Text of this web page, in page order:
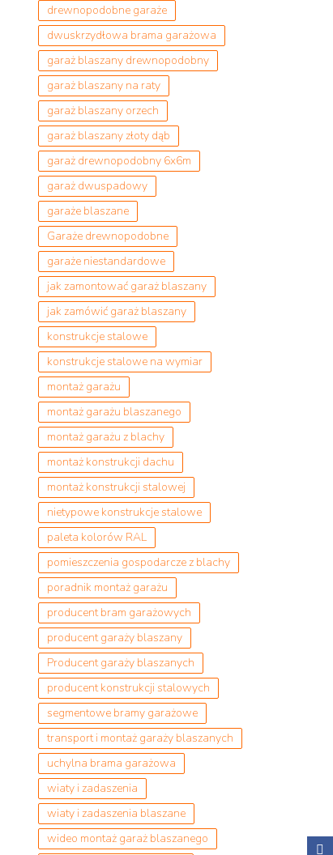
drewnopodobne garaże
dwuskrzydłowa brama garażowa
garaż blaszany drewnopodobny
garaż blaszany na raty
garaż blaszany orzech
garaż blaszany złoty dąb
garaż drewnopodobny 6x6m
garaż dwuspadowy
garaże blaszane
Garaże drewnopodobne
garaże niestandardowe
jak zamontować garaż blaszany
jak zamówić garaż blaszany
konstrukcje stalowe
konstrukcje stalowe na wymiar
montaż garażu
montaż garażu blaszanego
montaż garażu z blachy
montaż konstrukcji dachu
montaż konstrukcji stalowej
nietypowe konstrukcje stalowe
paleta kolorów RAL
pomieszczenia gospodarcze z blachy
poradnik montaż garażu
producent bram garażowych
producent garaży blaszany
Producent garaży blaszanych
producent konstrukcji stalowych
segmentowe bramy garażowe
transport i montaż garaży blaszanych
uchylna brama garażowa
wiaty i zadaszenia
wiaty i zadaszenia blaszane
wideo montaż garaż blaszanego